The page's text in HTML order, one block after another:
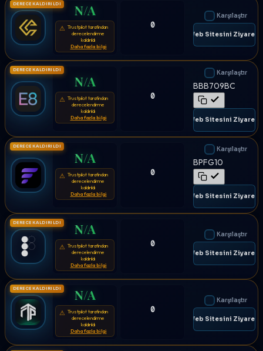
DERECE KALDIRILDI N/A
⚠ Trustpilot tarafından
derecelendirme
kaldırıldı
Daha fazla bilgi
0
Karşılaştır
🌐 Web Sitesini Ziyaret
DERECE KALDIRILDI
N/A
⚠ Trustpilot tarafından
derecelendirme
kaldırıldı
Daha fazla bilgi
0
Karşılaştır
BBB709BC
🌐 Web Sitesini Ziyaret
DERECE KALDIRILDI
N/A
⚠ Trustpilot tarafından
derecelendirme
kaldırıldı
Daha fazla bilgi
0
Karşılaştır
BPFG10
🌐 Web Sitesini Ziyaret
DERECE KALDIRILDI N/A
⚠ Trustpilot tarafından
derecelendirme
kaldırıldı
Daha fazla bilgi
0
Karşılaştır
🌐 Web Sitesini Ziyaret
DERECE KALDIRILDI N/A
⚠ Trustpilot tarafından
derecelendirme
kaldırıldı
Daha fazla bilgi
0
Karşılaştır
🌐 Web Sitesini Ziyaret